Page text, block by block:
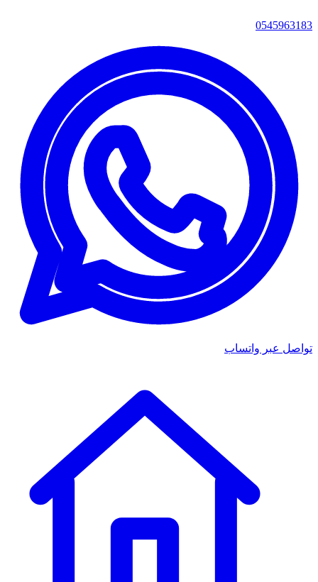
0545963183
تواصل عبر واتساب